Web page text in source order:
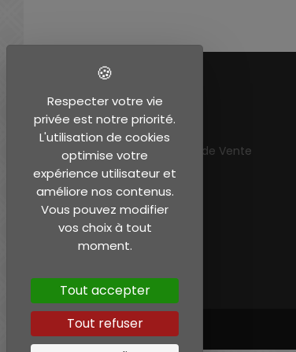
EN SAVOIR PLUS
Mentions légales
Conditions Générales de Vente
Mon compte
Respecter votre vie
privée est notre priorité.
L'utilisation de cookies
optimise votre
expérience utilisateur et
améliore nos contenus.
Vous pouvez modifier
vos choix à tout
moment.
Tout accepter
Tout refuser